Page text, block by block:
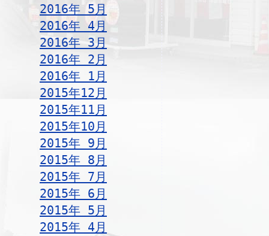
2016年 5月
2016年 4月
2016年 3月
2016年 2月
2016年 1月
2015年12月
2015年11月
2015年10月
2015年 9月
2015年 8月
2015年 7月
2015年 6月
2015年 5月
2015年 4月